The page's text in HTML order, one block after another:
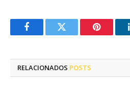
FacebookTwitter Pinterest
RELACIONADOS POSTS